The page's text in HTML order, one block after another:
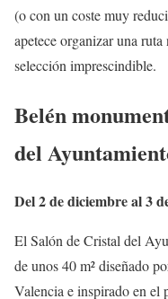
(o con un coste muy
apetece organizar una
selección imprescindible.
Belén
del
Del 2 de diciembre al 3
El Salón de Cristal del
de unos 40 m² diseñado
Valencia e inspirado en el